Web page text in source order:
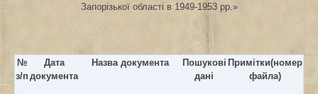
Запорізької області в 1949-1953 рр.»
№
з/п
Дата
документа
Назва документа
Пошукові
дані
Примітки(номер
файла)